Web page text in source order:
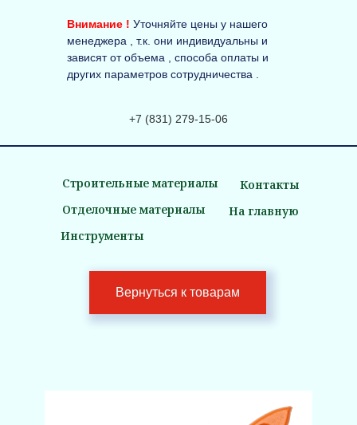
Внимание ! Уточняйте цены у нашего
менеджера , т.к. они индивидуальны и
зависят от объема , способа оплаты и
других параметров сотрудничества .
Вернуться к товарам
Строительные материалы
Отделочные материалы
Инструменты
На главную
Контакты
+7 (831) 279-15-06